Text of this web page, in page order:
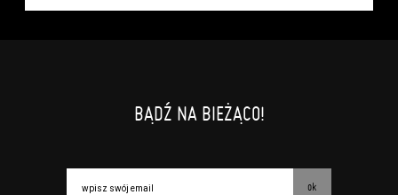
BĄDŹ NA BIEŻĄCO!
ok